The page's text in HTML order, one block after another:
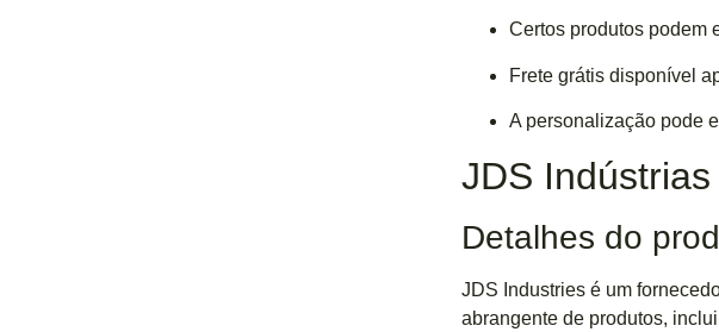
Certos produtos podem
Frete grátis disponível
A personalização pode
JDS Indústrias
Detalhes do
JDS Industries é um
abrangente de produtos,